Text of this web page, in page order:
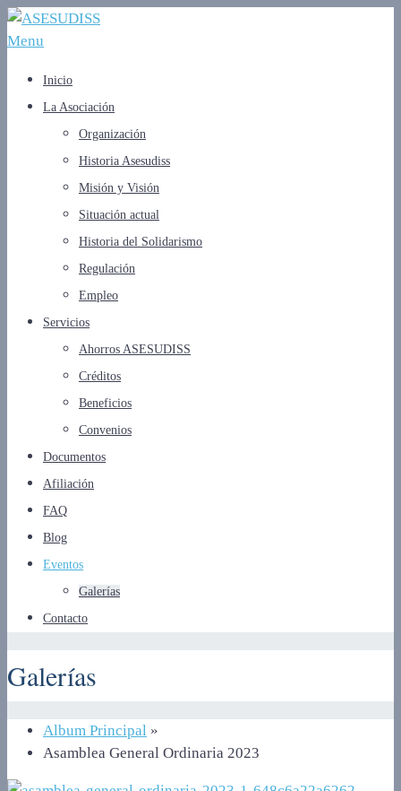
Menu
Inicio
La Asociación
Organización
Historia Asesudiss
Misión y Visión
Situación actual
Historia del Solidarismo
Regulación
Empleo
Servicios
Ahorros ASESUDISS
Créditos
Beneficios
Convenios
Documentos
Afiliación
FAQ
Blog
Eventos
Galerías
Contacto
Galerías
Album Principal »
Asamblea General Ordinaria 2023